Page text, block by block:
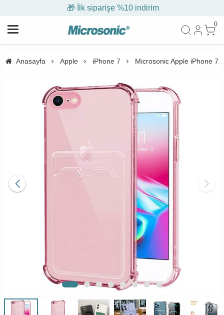
🎁 İlk siparişe %10 indirim
0
Anasayfa Apple iPhone 7 Microsonic Apple iPhone 7